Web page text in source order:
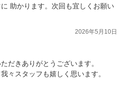
助かります。次回も宜しくお願い
2026年5月10日
だきありがとうございます。
々スタッフも嬉しく思います。
ございましたら、お気軽にお申